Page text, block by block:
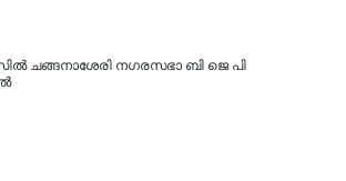
ചങ്ങനാശേരി നഗരസഭാ ബി ജെ പി